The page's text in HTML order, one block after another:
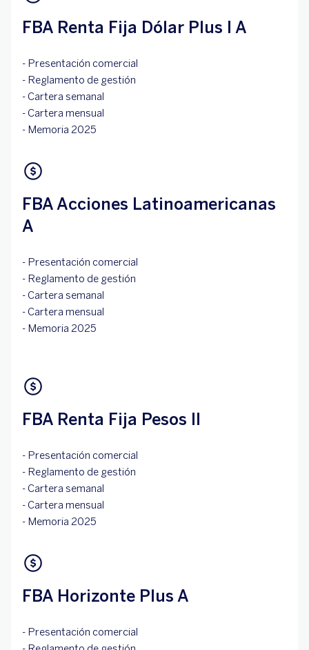
FBA Renta Fija Dólar Plus I A
- Presentación comercial
- Reglamento de gestión
- Cartera semanal
- Cartera mensual
- Memoria 2025
FBA Acciones Latinoamericanas
A
- Presentación comercial
- Reglamento de gestión
- Cartera semanal
- Cartera mensual
- Memoria 2025
FBA Renta Fija Pesos II
- Presentación comercial
- Reglamento de gestión
- Cartera semanal
- Cartera mensual
- Memoria 2025
FBA Horizonte Plus A
- Presentación comercial